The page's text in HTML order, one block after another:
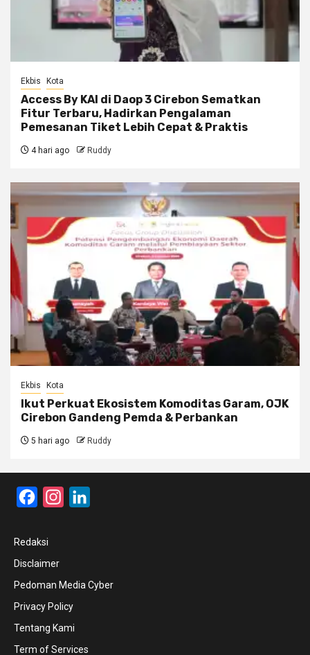
Ekbis Kota
Access By KAI di Daop 3 Cirebon Sematkan
Fitur Terbaru, Hadirkan Pengalaman
Pemesanan Tiket Lebih Cepat & Praktis
4 hari ago Ruddy
Ekbis Kota
Ikut Perkuat Ekosistem Komoditas Garam, OJK
Cirebon Gandeng Pemda & Perbankan
5 hari ago Ruddy
FacebookInstagram
Redaksi
Disclaimer
Pedoman Media Cyber
Privacy Policy
Tentang Kami
Term of Services